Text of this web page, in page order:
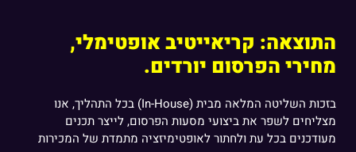
התוצאה: קריאייטיב אופטימלי,
מחירי הפרסום יורדים.
בזכות השליטה המלאה מבית (In-House) בכל התהליך, אנו
מצליחים לשפר את ביצועי מסעות הפרסום, לייצר תכנים
מעודכנים בכל עת ולחתור לאופטימיזציה מתמדת של המכירות